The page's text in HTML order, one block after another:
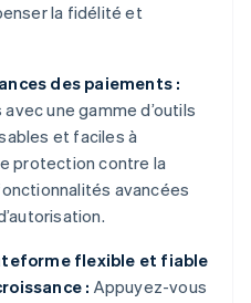
la fidélité et
des paiements :
une gamme d’outils
et faciles à
protection contre la
avancées
flexible et fiable
: Appuyez-vous